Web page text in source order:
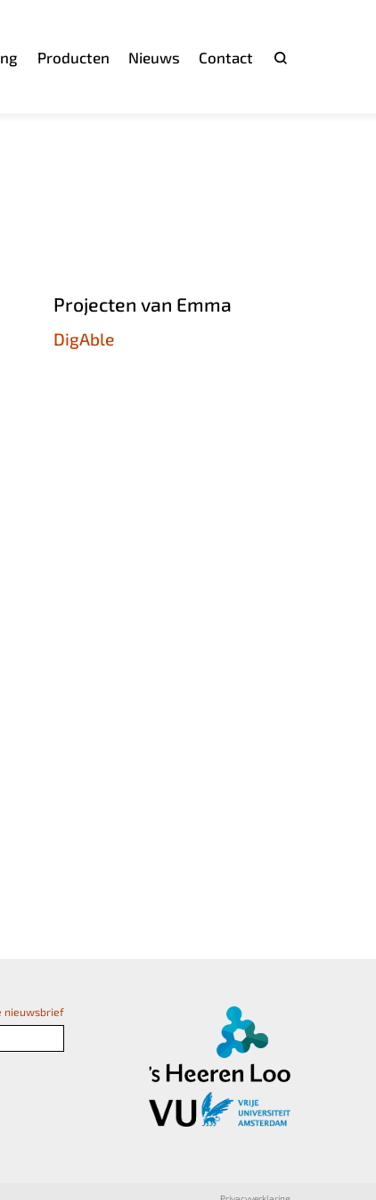
Producten Nieuws Contact
Projecten van Emma
DigAble
nieuwsbrief